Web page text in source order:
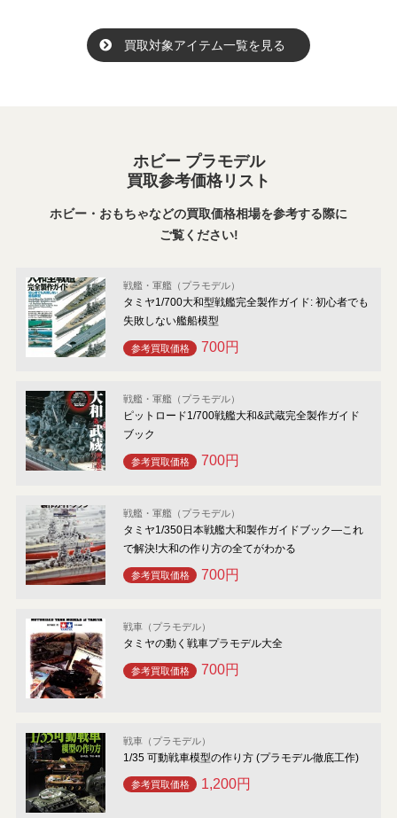
買取対象アイテム一覧を見る
ホビー プラモデル
買取参考価格リスト
ホビー・おもちゃなどの買取価格相場を参考する際に
ご覧ください!
戦艦・軍艦（プラモデル）
タミヤ1/700大和型戦艦完全製作ガイド: 初心者でも
失敗しない艦船模型
参考買取価格 700円
戦艦・軍艦（プラモデル）
ピットロード1/700戦艦大和&武蔵完全製作ガイド
ブック
参考買取価格 700円
戦艦・軍艦（プラモデル）
タミヤ1/350日本戦艦大和製作ガイドブック―これ
で解決!大和の作り方の全てがわかる
参考買取価格 700円
戦車（プラモデル）
タミヤの動く戦車プラモデル大全
参考買取価格 700円
戦車（プラモデル）
1/35 可動戦車模型の作り方 (プラモデル徹底工作)
参考買取価格 1,200円